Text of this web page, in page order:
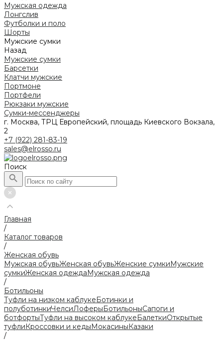
Мужская одежда
Лонгслив
Футболки и поло
Шорты
Мужские сумки
Назад
Мужские сумки
Барсетки
Клатчи мужские
Портмоне
Портфели
Рюкзаки мужские
Сумки-мессенджеры
г. Москва, ТРЦ Европейский, площадь Киевского Вокзала,
2
+7 (922) 281-83-19
sales@elrosso.ru
Поиск
Главная
/
Каталог товаров
/
Женская обувь
Мужская обувьЖенская обувьЖенские сумкиМужские
сумкиЖенская одеждаМужская одежда
/
Ботильоны
Туфли на низком каблукеБотинки и
полуботинкиЧелсиЛоферыБотильоныСапоги и
ботфортыТуфли на высоком каблукеБалеткиОткрытые
туфлиКроссовки и кедыМокасиныКазаки
/